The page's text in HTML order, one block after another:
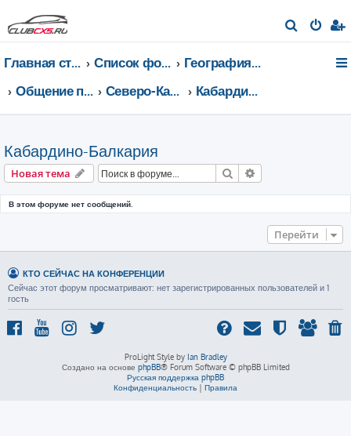
о
Главная страница Список форумов
География Клуба CX-5 CLUB
Общение по регионам
Северо-Кавказский федеральный округ Кабардино-Балкария
Кабардино-Балкария
Новая тема Поиск
В этом форуме нет сообщений.
Перейти
КТО СЕЙЧАС НА КОНФЕРЕНЦИИ
Сейчас этот форум просматривают: нет зарегистрированных пользователей и 1
гость
ProLight Style by Ian Bradley
Создано на основе phpBB® Forum Software © phpBB Limited
Русская поддержка phpBB
Конфиденциальность | Правила